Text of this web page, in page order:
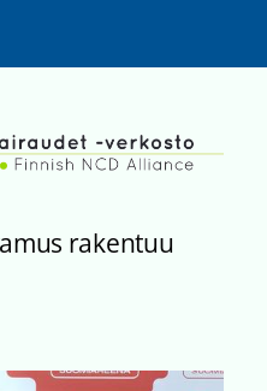
sairaudet -
rakentuu